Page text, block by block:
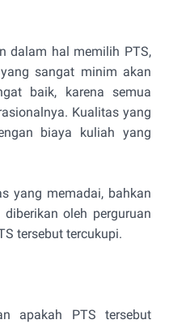
dalam hal memilih PTS,
sangat minim akan
baik, karena semua
Kualitas yang
biaya kuliah yang
yang memadai, bahkan
oleh perguruan
tersebut tercukupi.
apakah PTS tersebut